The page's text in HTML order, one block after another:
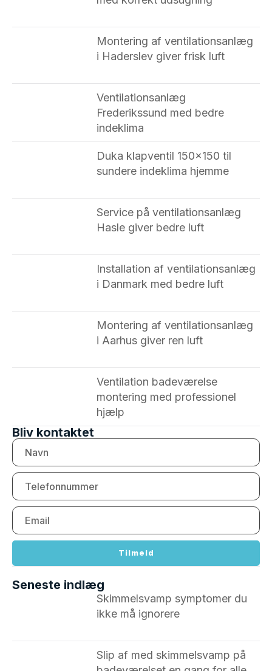
Montering af ventilationsanlæg
i Haderslev giver frisk luft
Ventilationsanlæg
Frederikssund med bedre
indeklima
Duka klapventil 150×150 til
sundere indeklima hjemme
Service på ventilationsanlæg
Hasle giver bedre luft
Installation af ventilationsanlæg
i Danmark med bedre luft
Montering af ventilationsanlæg
i Aarhus giver ren luft
Ventilation badeværelse
montering med professionel
hjælp
Bliv kontaktet
Tilmeld
Seneste indlæg
Skimmelsvamp symptomer du
ikke må ignorere ​
Slip af med skimmelsvamp på